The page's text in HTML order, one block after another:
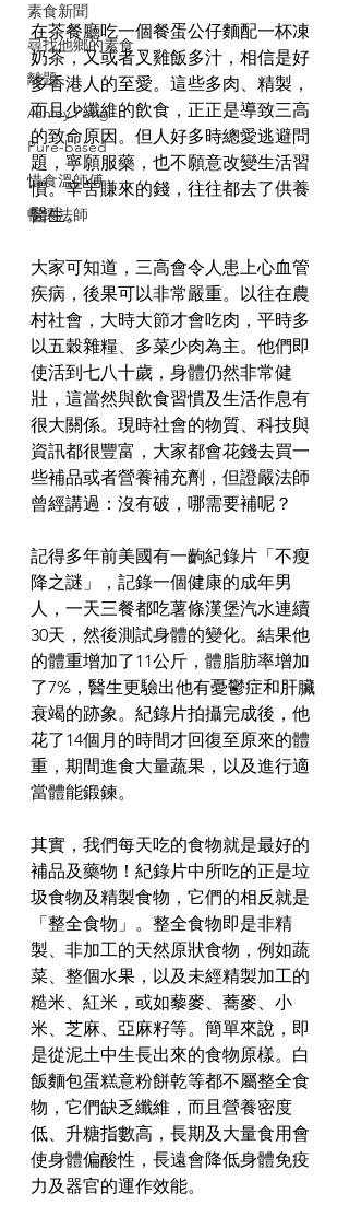
素食新聞
尋找他鄉的素食
離題
Ashley Pang
Pure-based
惜食溫師傅
暢懷法師
在茶餐廳吃一個餐蛋公仔麵配一杯凍
奶茶，又或者叉雞飯多汁，相信是好
多香港人的至愛。這些多肉、精製，
而且少纖維的飲食，正正是導致三高
的致命原因。但人好多時總愛逃避問
題，寧願服藥，也不願意改變生活習
慣。辛苦賺來的錢，往往都去了供養
醫生。
大家可知道，三高會令人患上心血管
疾病，後果可以非常嚴重。以往在農
村社會，大時大節才會吃肉，平時多
以五穀雜糧、多菜少肉為主。他們即
使活到七八十歲，身體仍然非常健
壯，這當然與飲食習慣及生活作息有
很大關係。現時社會的物質、科技與
資訊都很豐富，大家都會花錢去買一
些補品或者營養補充劑，但證嚴法師
曾經講過：沒有破，哪需要補呢？
記得多年前美國有一齣紀錄片「不瘦
降之謎」，記錄一個健康的成年男
人，一天三餐都吃薯條漢堡汽水連續
30天，然後測試身體的變化。結果他
的體重增加了11公斤，體脂肪率增加
了7%，醫生更驗出他有憂鬱症和肝臟
衰竭的跡象。紀錄片拍攝完成後，他
花了14個月的時間才回復至原來的體
重，期間進食大量蔬果，以及進行適
當體能鍛鍊。
其實，我們每天吃的食物就是最好的
補品及藥物！紀錄片中所吃的正是垃
圾食物及精製食物，它們的相反就是
「整全食物」。整全食物即是非精
製、非加工的天然原狀食物，例如蔬
菜、整個水果，以及未經精製加工的
糙米、紅米，或如藜麥、蕎麥、小
米、芝麻、亞麻籽等。簡單來說，即
是從泥土中生長出來的食物原樣。白
飯麵包蛋糕意粉餅乾等都不屬整全食
物，它們缺乏纖維，而且營養密度
低、升糖指數高，長期及大量食用會
使身體偏酸性，長遠會降低身體免疫
力及器官的運作效能。